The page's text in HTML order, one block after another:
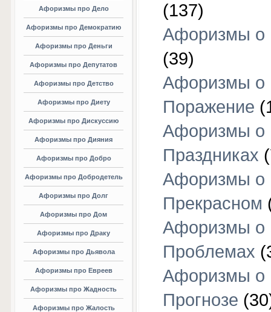
Афоризмы про Дело
Афоризмы про Демократию
Афоризмы про Деньги
Афоризмы про Депутатов
Афоризмы про Детство
Афоризмы про Диету
Афоризмы про Дискуссию
Афоризмы про Дияния
Афоризмы про Добро
Афоризмы про Добродетель
Афоризмы про Долг
Афоризмы про Дом
Афоризмы про Драку
Афоризмы про Дьявола
Афоризмы про Евреев
Афоризмы про Жадность
Афоризмы про Жалость
(137)
Афоризмы о
(39)
Афоризмы о
Поражение
Афоризмы о
Праздниках
Афоризмы о
Прекрасном
Афоризмы о
Проблемах
Афоризмы о
Прогнозе